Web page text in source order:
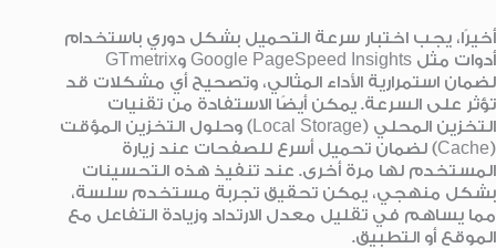
أخيرًا، يجب اختبار سرعة التحميل بشكل دوري باستخدام
أدوات مثل Google PageSpeed Insights وGTmetrix
لضمان استمرارية الأداء المثالي، وتصحيح أي مشكلات قد
تؤثر على السرعة. يمكن أيضًا الاستفادة من تقنيات
التخزين المحلي (Local Storage) وحلول التخزين المؤقت
(Cache) لضمان تحميل أسرع للصفحات عند زيارة
المستخدم لها مرة أخرى. عند تنفيذ هذه التحسينات
بشكل منهجي، يمكن تحقيق تجربة مستخدم سلسة،
مما يساهم في تقليل معدل الارتداد وزيادة التفاعل مع
الموقع أو التطبيق.